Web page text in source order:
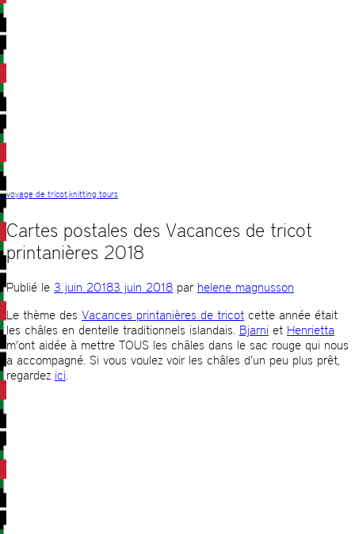
voyage de tricot,knitting tours
Cartes postales des Vacances de tricot
printanières 2018
Publié le 3 juin 20183 juin 2018 par helene magnusson
Le thème des Vacances printanières de tricot cette année était
les châles en dentelle traditionnels islandais. Bjarni et Henrietta
m’ont aidée à mettre TOUS les châles dans le sac rouge qui nous
a accompagné. Si vous voulez voir les châles d’un peu plus prêt,
regardez ici.